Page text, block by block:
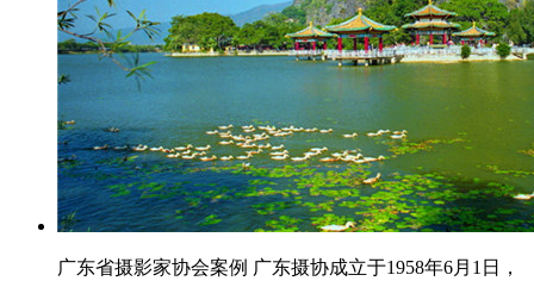
广东省摄影家协会案例 广东摄协成立于1958年6月1日，